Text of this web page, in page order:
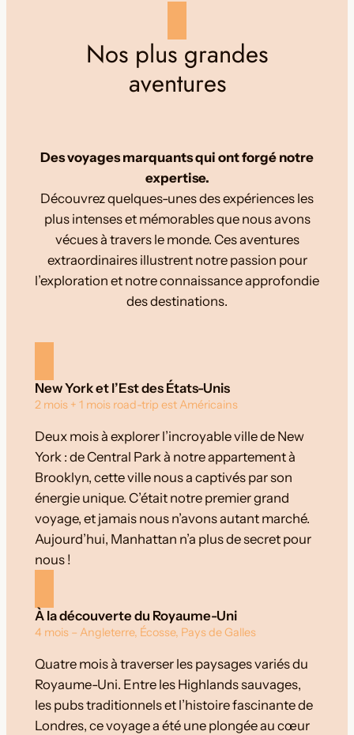
Nos plus grandes
aventures
Des voyages marquants qui ont forgé notre
expertise.
Découvrez quelques-unes des expériences les
plus intenses et mémorables que nous avons
vécues à travers le monde. Ces aventures
extraordinaires illustrent notre passion pour
l’exploration et notre connaissance approfondie
des destinations.
New York et l’Est des États-Unis
2 mois + 1 mois road-trip est Américains
Deux mois à explorer l’incroyable ville de New
York : de Central Park à notre appartement à
Brooklyn, cette ville nous a captivés par son
énergie unique. C’était notre premier grand
voyage, et jamais nous n’avons autant marché.
Aujourd’hui, Manhattan n’a plus de secret pour
nous !
À la découverte du Royaume-Uni
4 mois – Angleterre, Écosse, Pays de Galles
Quatre mois à traverser les paysages variés du
Royaume-Uni. Entre les Highlands sauvages,
les pubs traditionnels et l’histoire fascinante de
Londres, ce voyage a été une plongée au cœur